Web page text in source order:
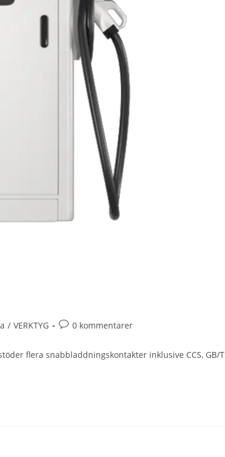
/ VERKTYG 0 kommentarer
flera snabbladdningskontakter inklusive CCS, GB/T